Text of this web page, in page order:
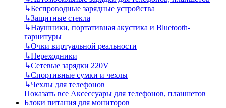
↳Беспроводные зарядные устройства
↳Защитные стекла
↳Наушники, портативная акустика и Bluetooth-
гарнитуры
↳Очки виртуальной реальности
↳Переходники
↳Сетевые зарядки 220V
↳Спортивные сумки и чехлы
↳Чехлы для телефонов
Показать все Аксессуары для телефонов, планшетов
Блоки питания для мониторов